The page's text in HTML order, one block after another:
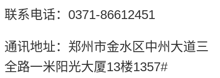
联系电话：0371-86612451
通讯地址：郑州市金水区中州大道三
全路一米阳光大厦13楼1357#